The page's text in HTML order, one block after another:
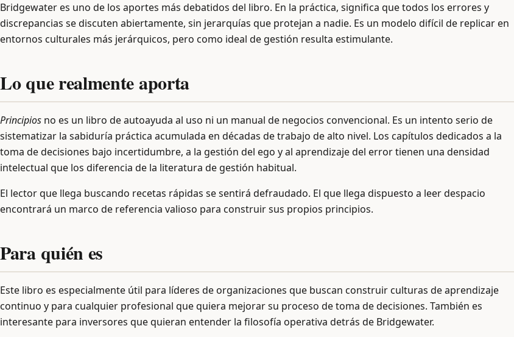
Bridgewater es uno de los aportes más debatidos del libro. En la práctica, significa que todos los errores y
discrepancias se discuten abiertamente, sin jerarquías que protejan a nadie. Es un modelo difícil de replicar en
entornos culturales más jerárquicos, pero como ideal de gestión resulta estimulante.
Lo que realmente aporta
Principios no es un libro de autoayuda al uso ni un manual de negocios convencional. Es un intento serio de
sistematizar la sabiduría práctica acumulada en décadas de trabajo de alto nivel. Los capítulos dedicados a la
toma de decisiones bajo incertidumbre, a la gestión del ego y al aprendizaje del error tienen una densidad
intelectual que los diferencia de la literatura de gestión habitual.
El lector que llega buscando recetas rápidas se sentirá defraudado. El que llega dispuesto a leer despacio
encontrará un marco de referencia valioso para construir sus propios principios.
Para quién es
Este libro es especialmente útil para líderes de organizaciones que buscan construir culturas de aprendizaje
continuo y para cualquier profesional que quiera mejorar su proceso de toma de decisiones. También es
interesante para inversores que quieran entender la filosofía operativa detrás de Bridgewater.